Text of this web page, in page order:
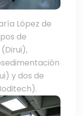
López de
de
y dos de